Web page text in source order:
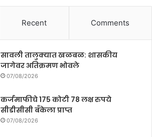
Recent Comments
सावली तालुक्यात खळबळ: शासकीय
जागेवर अतिक्रमण भोवले
07/08/2026
कर्जमाफीचे 175 कोटी 78 लक्ष रुपये
सीडीसीसी बँकेला प्राप्त
07/08/2026